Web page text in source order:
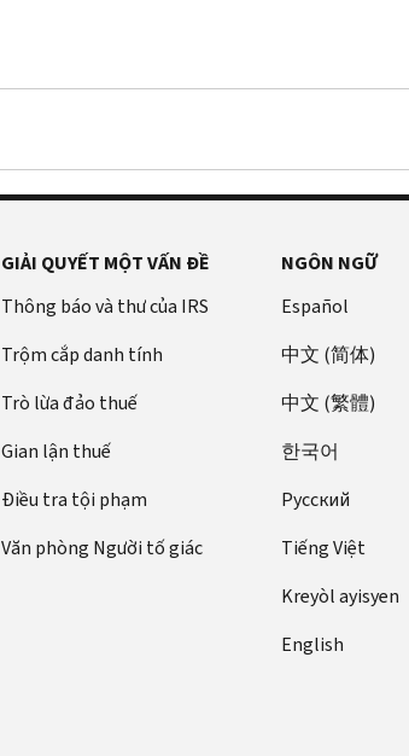
GIẢI QUYẾT MỘT VẤN ĐỀ
Thông báo và thư của IRS
Trộm cắp danh tính
Trò lừa đảo thuế
Gian lận thuế
Điều tra tội phạm
Văn phòng Người tố giác
NGÔN NGỮ
Español
中文 (简体)
中文 (繁體)
한국어
Pусский
Tiếng Việt
Kreyòl ayisyen
English